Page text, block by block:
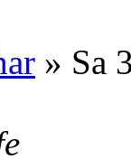
» Sa